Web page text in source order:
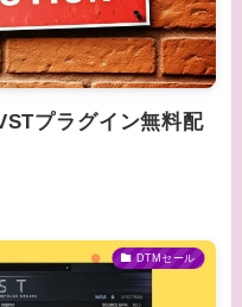
プラグイン無料配
DTMセール